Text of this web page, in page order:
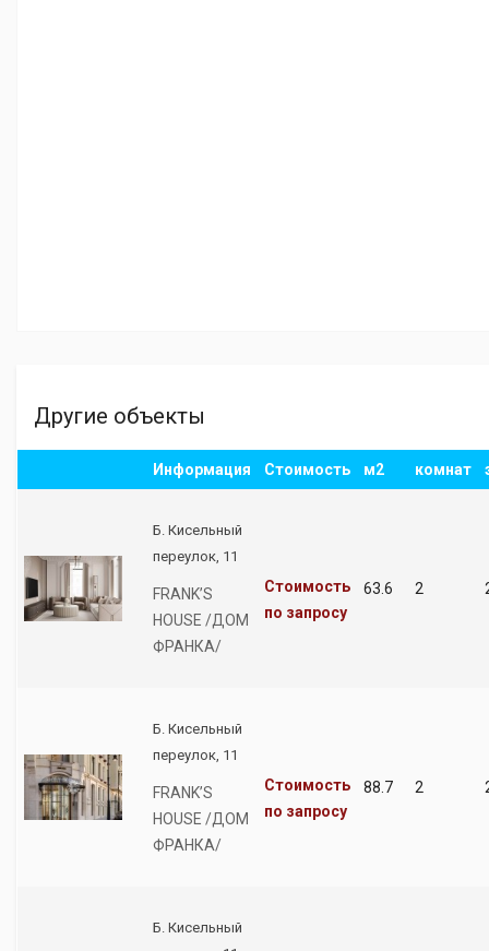
Другие объекты
Информация Стоимость м2 комнат
Б. Кисельный
переулок, 11
FRANK’S
HOUSE /ДОМ
ФРАНКА/
Стоимость
по запросу
63.6 2
Б. Кисельный
переулок, 11
FRANK’S
HOUSE /ДОМ
ФРАНКА/
Стоимость
по запросу
88.7 2
Б. Кисельный